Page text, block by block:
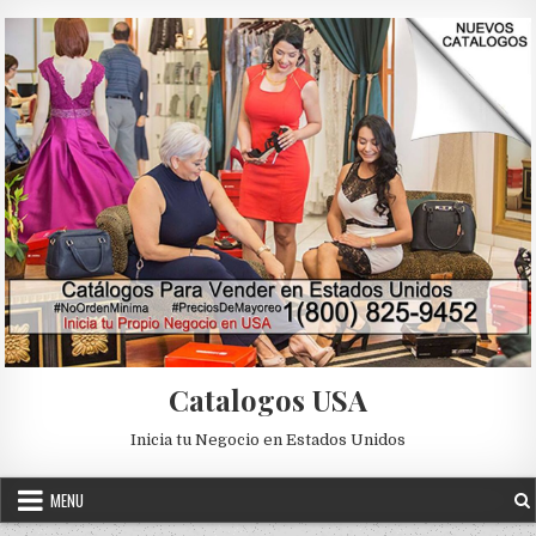
Catalogos USA
Inicia tu Negocio en Estados Unidos
MENU